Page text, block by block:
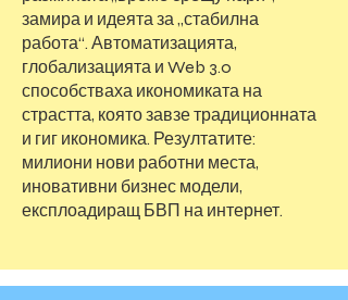
замира и идеята за „стабилна
работа“. Автоматизацията,
глобализацията и Web 3.0
способстваха икономиката на
страстта, която завзе традиционната
и гиг икономика. Резултатите:
милиони нови работни места,
иновативни бизнес модели,
експлоадиращ БВП на интернет.